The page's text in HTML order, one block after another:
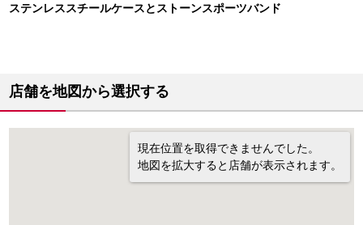
ステンレススチールケースとストーンスポーツバンド
店舗を地図から選択する
現在位置を取得できませんでした。
地図を拡大すると店舗が表示されます。